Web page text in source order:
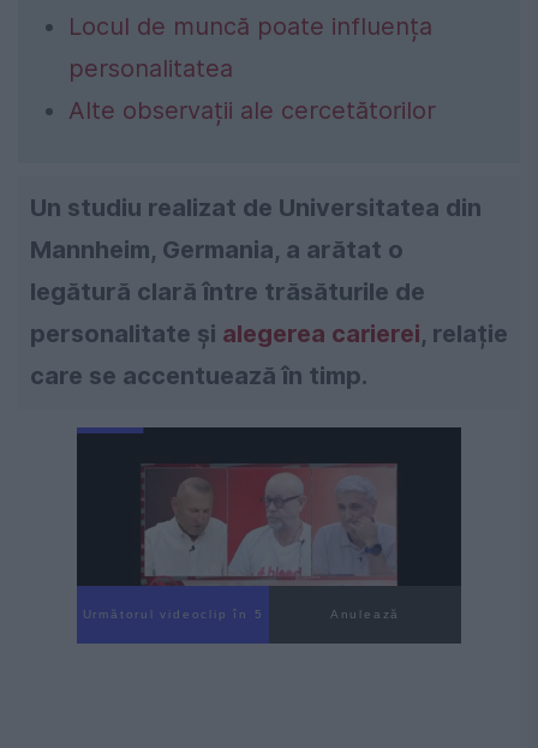
Locul de muncă poate influența
personalitatea
Alte observații ale cercetătorilor
Un studiu realizat de Universitatea din
Mannheim, Germania, a arătat o
legătură clară între trăsăturile de
personalitate și alegerea carierei, relație
care se accentuează în timp.
Următorul videoclip în 4 Anulează